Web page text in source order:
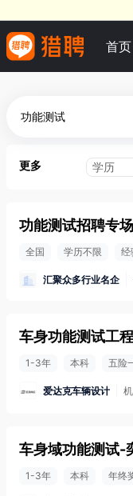
首页
更多 学历
功能测试招聘专
全国 学历不限 经
汇聚众多行业名企
车身功能测试工
1-3年 本科 五险
爱达克车辆设计
车身域功能测试-
1-3年 本科 年终